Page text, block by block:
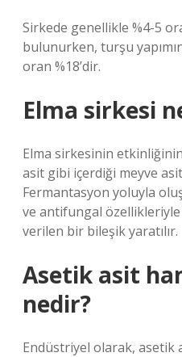
Sirkede genellikle %4-5
bulunurken, turşu
oran %18’dir.
Elma sirkesi
Elma sirkesinin
asit gibi içerdiği meyve
Fermantasyon yoluyla
ve antifungal
verilen bir bileşik yaratılır.
Asetik asit
nedir?
Endüstriyel olarak, asetik